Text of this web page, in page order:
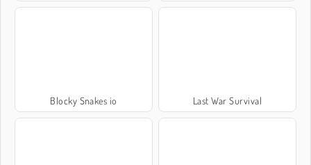
Blocky Snakes io Last War Survival